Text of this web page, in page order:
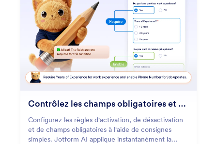
Contrôlez les champs obligatoires et activés
Configurez les règles d'activation, de désactivation
et de champs obligatoires à l'aide de consignes
simples. Jotform AI applique instantanément la